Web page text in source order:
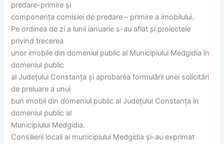
predare-primire și
componența comisiei de predare – primire a imobilului.
Pe ordinea de zi a lunii ianuarie s-au aflat și proiectele
privind trecerea
unor imobile din domeniul public al Municipiului Medgidia în
domeniul public
al Județului Constanța și aprobarea formulării unei solicitări
de preluare a unui
bun imobil din domeniul public al Județului Constanța în
domeniul public al
Municipiului Medgidia.
Consilierii locali ai municipiului Medgidia și-au exprimat